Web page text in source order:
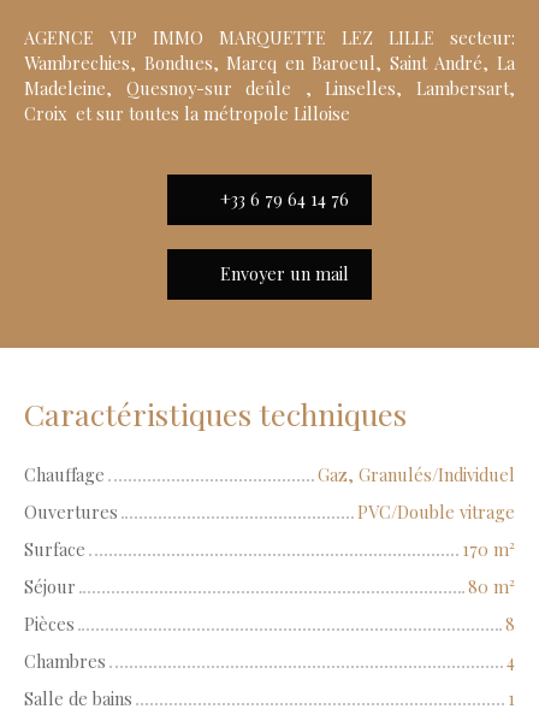
AGENCE VIP IMMO MARQUETTE LEZ LILLE secteur:
Wambrechies, Bondues, Marcq en Baroeul, Saint André, La
Madeleine, Quesnoy-sur deûle , Linselles, Lambersart,
Croix et sur toutes la métropole Lilloise
+33 6 79 64 14 76
Envoyer un mail
Caractéristiques techniques
Chauffage
Gaz, Granulés/Individuel
Ouvertures
PVC/Double vitrage
Surface
170 m²
Séjour
80 m²
Pièces
8
Chambres
4
Salle de bains
1